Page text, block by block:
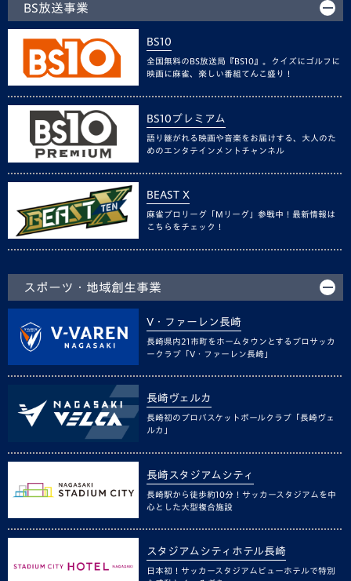
BS放送事業
BS10
全国無料のBS放送局『BS10』。クイズにゴルフに
映画に麻雀、楽しい番組てんこ盛り！
BS10プレミアム
語り継がれる映画や音楽をお届けする、大人のた
めのエンタテインメントチャンネル
BEAST X
麻雀プロリーグ「Mリーグ」参戦中！最新情報は
こちらをチェック！
スポーツ・地域創生事業
V・ファーレン長崎
長崎県内21市町をホームタウンとするプロサッカ
ークラブ「V・ファーレン長崎」
長崎ヴェルカ
長崎初のプロバスケットボールクラブ「長崎ヴェ
ルカ」
長崎スタジアムシティ
長崎駅から徒歩約10分！サッカースタジアムを中
心とした大型複合施設
スタジアムシティホテル長崎
日本初！サッカースタジアムビューホテルで特別